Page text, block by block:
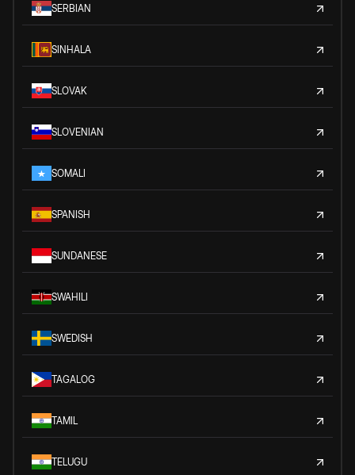
SERBIAN
SINHALA
SLOVAK
SLOVENIAN
SOMALI
SPANISH
SUNDANESE
SWAHILI
SWEDISH
TAGALOG
TAMIL
TELUGU